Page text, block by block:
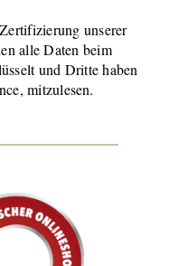
unserer
alle Daten beim
und Dritte haben
mitzulesen.